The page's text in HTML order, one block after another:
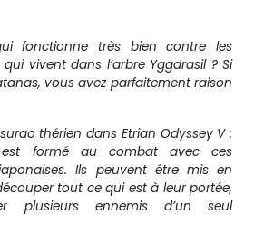
fonctionne très bien contre les
vivent dans l’arbre Yggdrasil ? Si
vous avez parfaitement raison
thérien dans Etrian Odyssey V :
formé au combat avec ces
Ils peuvent être mis en
tout ce qui est à leur portée,
plusieurs ennemis d’un seul